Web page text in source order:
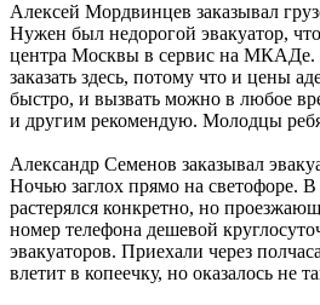
Алексей Мордвинцев заказывал
Нужен был недорогой эвакуатор,
центра Москвы в сервис на МКАДе.
заказать здесь, потому что и цены
быстро, и вызвать можно в любое
и другим рекомендую. Молодцы
Александр Семенов заказывал
Ночью заглох прямо на светофоре.
растерялся конкретно, но
номер телефона дешевой
эвакуаторов. Приехали через
влетит в копеечку, но оказалось не